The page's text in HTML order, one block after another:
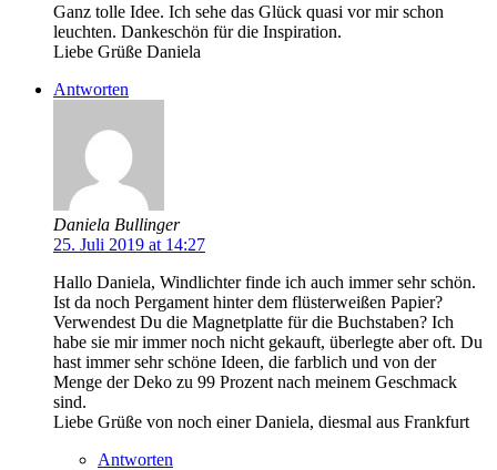
Ganz tolle Idee. Ich sehe das Glück quasi vor mir schon
leuchten. Dankeschön für die Inspiration.
Liebe Grüße Daniela
Antworten
Daniela Bullinger
25. Juli 2019 at 14:27
Hallo Daniela, Windlichter finde ich auch immer sehr schön.
Ist da noch Pergament hinter dem flüsterweißen Papier?
Verwendest Du die Magnetplatte für die Buchstaben? Ich
habe sie mir immer noch nicht gekauft, überlegte aber oft. Du
hast immer sehr schöne Ideen, die farblich und von der
Menge der Deko zu 99 Prozent nach meinem Geschmack
sind.
Liebe Grüße von noch einer Daniela, diesmal aus Frankfurt
Antworten